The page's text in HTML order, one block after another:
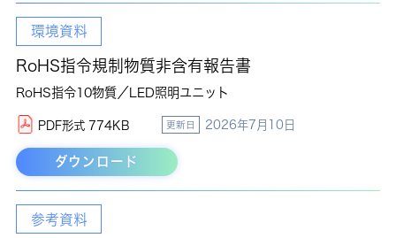
環境資料
RoHS指令規制物質非含有報告書
RoHS指令10物質／LED照明ユニット
PDF形式 774KB 更新日 2026年7月10日
ダウンロード
参考資料